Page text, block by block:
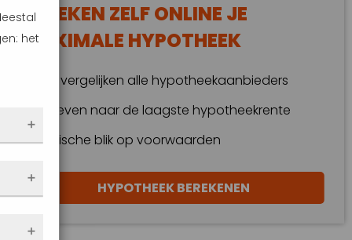
BEREKEN ZELF ONLINE JE
MAXIMALE HYPOTHEEK
Wij vergelijken alle hypotheekaanbieders
Streven naar de laagste hypotheekrente
Kritische blik op voorwaarden
HYPOTHEEK BEREKENEN
het